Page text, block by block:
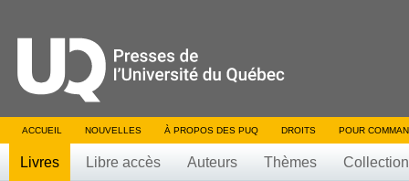
ACCUEIL NOUVELLES À PROPOS DES PUQ DROITS POUR
Livres Libre accès Auteurs Thèmes